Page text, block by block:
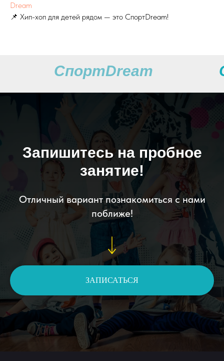
Dream
📌 Хип-хоп для детей рядом — это СпортDream!
СпортDream
Запишитесь на пробное
занятие!
Отличный вариант познакомиться с нами
поближе!
ЗАПИСАТЬСЯ